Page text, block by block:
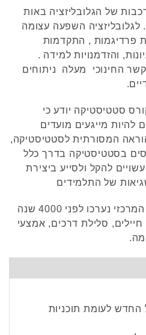
של הגלובליזציה באות
לגלובליזציה השפעה עצומה
פרדיגמות , התקדמות
והזדמנויות למידה .
החינוכי מעלה ניתוחים
סטטיסטיקה יודע כי
להיות מייגעים מועדים
המסורתית לסטטיסטיקה,
בסטטיסטיקה בדרך כלל
להקל ולסייע ביצירת
של התלמידים
איסוף נתונים בידי השלטון המרכזי נערכו לפני 4000 שנה
חיילים, סלילת דרכים, אמצעי
החדש לעומת תוכניות